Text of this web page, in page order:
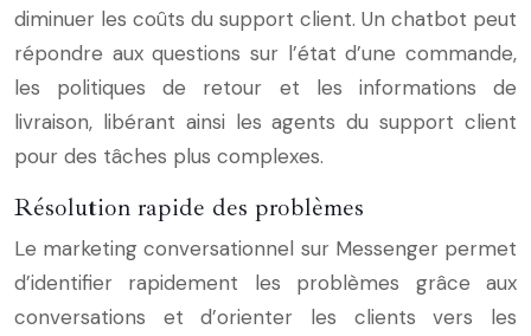
diminuer les coûts du support client. Un chatbot peut
répondre aux questions sur l’état d’une commande,
les politiques de retour et les informations de
livraison, libérant ainsi les agents du support client
pour des tâches plus complexes.
Résolution rapide des problèmes
Le marketing conversationnel sur Messenger permet
d’identifier rapidement les problèmes grâce aux
conversations et d’orienter les clients vers les